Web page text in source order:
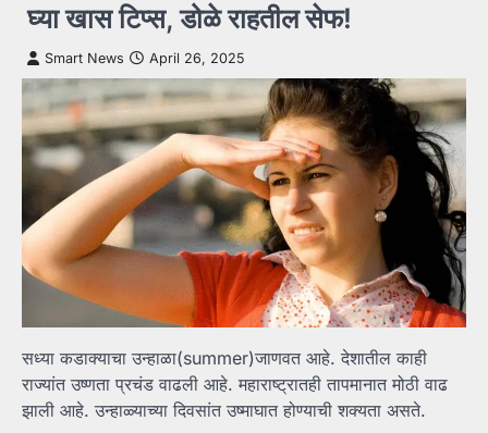
घ्या खास टिप्स, डोळे राहतील सेफ!
Smart News April 26, 2025
सध्या कडाक्याचा उन्हाळा(summer)जाणवत आहे. देशातील काही
राज्यांत उष्णता प्रचंड वाढली आहे. महाराष्ट्रातही तापमानात मोठी वाढ
झाली आहे. उन्हाळ्याच्या दिवसांत उष्माघात होण्याची शक्यता असते.